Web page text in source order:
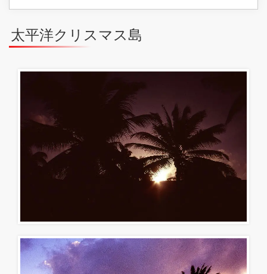
太平洋クリスマス島